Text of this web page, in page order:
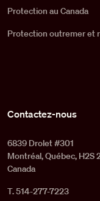
Protection au Canada
Protection outremer et
Contactez-nous
6839 Drolet #301
Montréal, Québec, H2S
Canada
T. 514-277-7223